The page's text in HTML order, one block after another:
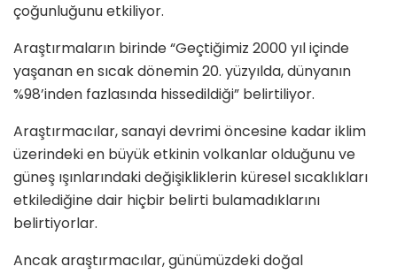
çoğunluğunu etkiliyor.
Araştırmaların birinde “Geçtiğimiz 2000 yıl içinde
yaşanan en sıcak dönemin 20. yüzyılda, dünyanın
%98’inden fazlasında hissedildiği” belirtiliyor.
Araştırmacılar, sanayi devrimi öncesine kadar iklim
üzerindeki en büyük etkinin volkanlar olduğunu ve
güneş ışınlarındaki değişikliklerin küresel sıcaklıkları
etkilediğine dair hiçbir belirti bulamadıklarını
belirtiyorlar.
Ancak araştırmacılar, günümüzdeki doğal